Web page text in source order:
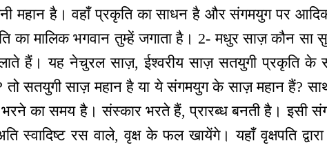
महान है। वहाँ प्रकृति का साधन है और संगमयुग पर
का मालिक भगवान तुम्हें जगाता है। 2- मधुर साज़ कौन सा
हैं। यह नेचुरल साज़, ईश्वरीय साज़ सतयुगी प्रकृति के
तो सतयुगी साज़ महान है या ये संगमयुग के साज़ महान हैं?
का समय है। संस्कार भरते हैं, प्रारब्ध बनती है। इसी
स्वादिष्ट रस वाले, वृक्ष के फल खायेंगे। यहाँ वृक्षपति